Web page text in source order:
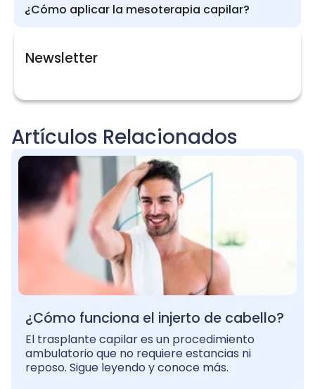
¿Cómo aplicar la mesoterapia capilar?
Newsletter
Artículos Relacionados
¿Cómo funciona el injerto de cabello?
El trasplante capilar es un procedimiento
ambulatorio que no requiere estancias ni
reposo. Sigue leyendo y conoce más.